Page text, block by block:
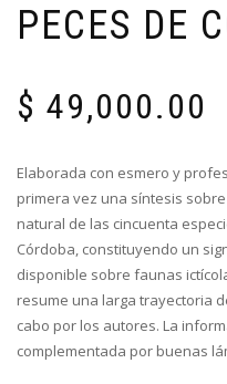
PECES DE
$ 49,000.00
Elaborada con esmero y
primera vez una síntesis
natural de las cincuenta
Córdoba, constituyendo un
disponible sobre faunas
resume una larga trayectoria
cabo por los autores. La
complementada por buenas